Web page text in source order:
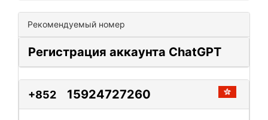
Рекомендуемый номер
Регистрация аккаунта ChatGPT
+852 15924727260